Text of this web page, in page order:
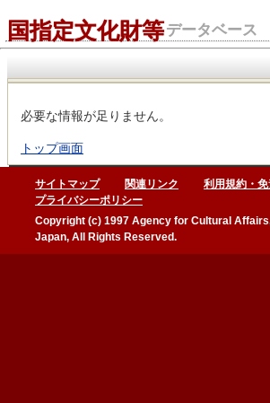
国指定文化財等データベース
必要な情報が足りません。
トップ画面
サイトマップ 関連リンク
利用規約・
プライバシーポリシー
Copyright (c) 1997 Agency for Cultural
Japan, All Rights Reserved.